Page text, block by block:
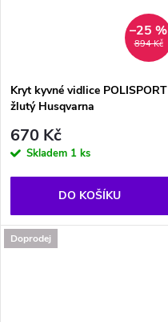
894 Kč
–25 %
Kryt kyvné vidlice POLISPORT
žlutý Husqvarna
670 Kč
Skladem 1 ks
DO KOŠÍKU
Doprodej